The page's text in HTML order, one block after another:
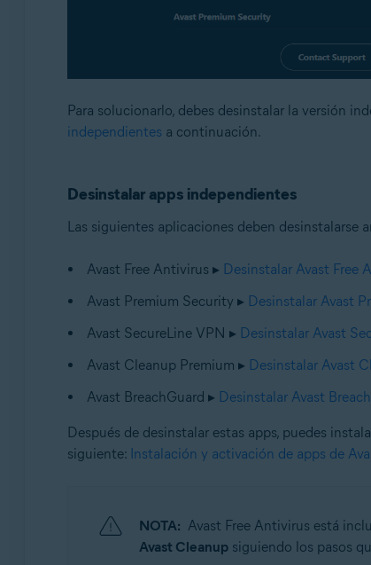
Para solucionarlo, debes desinstalar la versión
independientes a continuación.
Desinstalar apps independientes
Las siguientes aplicaciones deben desinstalarse
Avast Free Antivirus ▸ Desinstalar Avast Free
Avast Premium Security ▸ Desinstalar Avast
Avast SecureLine VPN ▸ Desinstalar Avast
Avast Cleanup Premium ▸ Desinstalar Avast
Avast BreachGuard ▸ Desinstalar Avast
Después de desinstalar estas apps, puedes
siguiente: Instalación y activación de apps de
NOTA: Avast Free Antivirus está
Avast Cleanupsiguiendo los pasos